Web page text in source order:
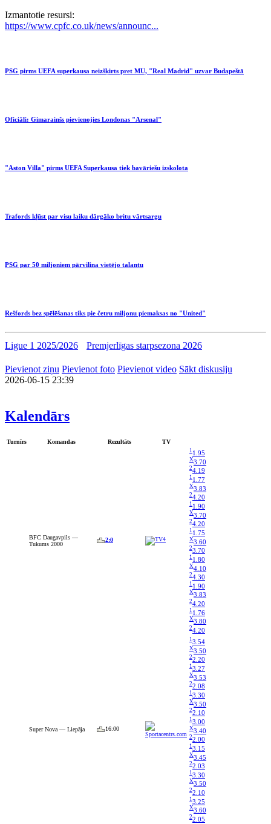
Izmantotie resursi:
https://www.cpfc.co.uk/news/announc...
PSG pirms UEFA superkausa neizšķirts pret MU, "Real Madrid" uzvar Budapeštā
Oficiāli: Gimarainšs pievienojies Londonas "Arsenal"
"Aston Villa" pirms UEFA Superkausa tiek bavāriešu izskolota
Trafords kļūst par visu laiku dārgāko britu vārtsargu
PSG par 50 miljoniem pārvilina vietējo talantu
Rešfords bez spēlēšanas tiks pie četru miljonu piemaksas no "United"
Ligue 1 2025/2026 Premjerlīgas starpsezona 2026
Pievienot ziņu Pievienot foto Pievienot video Sākt diskusiju
2026-06-15 23:39
Kalendārs
Turnīrs Komandas Rezultāts TV
BFC Daugavpils —
Tukums 2000
2:0
1 1.95
X3.70
24.19
1 1.77
X3.83
24.20
1 1.90
X3.70
24.20
1 1.75
X3.60
23.70
1 1.80
X4.10
24.30
1 1.90
X3.83
24.20
1 1.76
X3.80
24.20
Super Nova — Liepāja 16:00
13.54
X3.50
22.20
13.27
X3.53
22.08
13.30
X3.50
22.10
13.00
X3.40
22.00
13.15
X3.45
22.03
13.30
X3.50
22.10
13.25
X3.60
22.05